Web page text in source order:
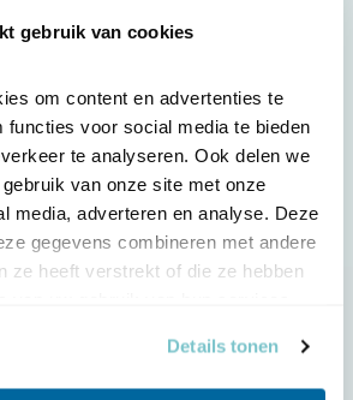
gebruik van cookies
om content en advertenties te
functies voor social media te bieden
te analyseren. Ook delen we
van onze site met onze
media, adverteren en analyse. Deze
gegevens combineren met andere
ze heeft verstrekt of die ze hebben
Details tonen
MAG GEEN
ZI..